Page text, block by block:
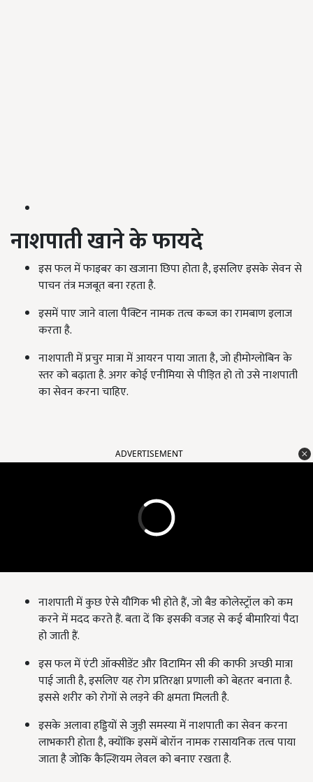
नाशपाती खाने के फायदे
इस फल में फाइबर का खजाना छिपा होता है, इसलिए इसके सेवन से
पाचन तंत्र मजबूत बना रहता है.
इसमें पाए जाने वाला पैक्ट‍िन नामक तत्व कब्ज का रामबाण इलाज
करता है.
नाशपाती में प्रचुर मात्रा में आयरन पाया जाता है, जो हीमोग्लोबिन के
स्तर को बढ़ाता है. अगर कोई एनीमिया से पीड़ित हो तो उसे नाशपाती
का सेवन करना चाहिए.
ADVERTISEMENT
नाशपाती में कुछ ऐसे यौगिक भी होते हैं, जो बैड कोलेस्ट्रॉल को कम
करने में मदद करते हैं. बता दें कि इसकी वजह से कई बीमारियां पैदा
हो जाती हैं.
इस फल में एंटी ऑक्सीडेंट और विटामिन सी की काफी अच्छी मात्रा
पाई जाती है, इसलिए यह रोग प्रतिरक्षा प्रणाली को बेहतर बनाता है.
इससे शरीर को रोगों से लड़ने की क्षमता मिलती है.
इसके अलावा हड्ड‍ियों से जुड़ी समस्या में नाशपाती का सेवन करना
लाभकारी होता है, क्योंकि इसमें बोरॉन नामक रासायनिक तत्व पाया
जाता है जोकि कैल्शियम लेवल को बनाए रखता है.